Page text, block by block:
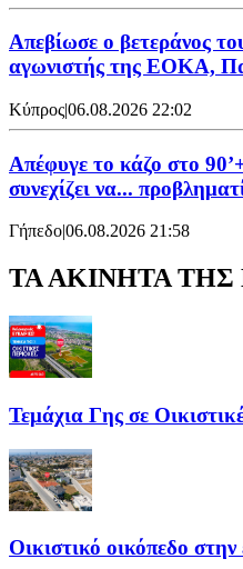
Απεβίωσε ο βετεράνος
αγωνιστής της ΕΟΚΑ,
Κύπρος|06.08.2026 22:02
Απέφυγε το κάζο στο
συνεχίζει να...
Γήπεδο|06.08.2026 21:58
ΤΑ ΑΚΙΝΗΤΑ
Τεμάχια Γης σε
Οικιστικό οικόπεδο